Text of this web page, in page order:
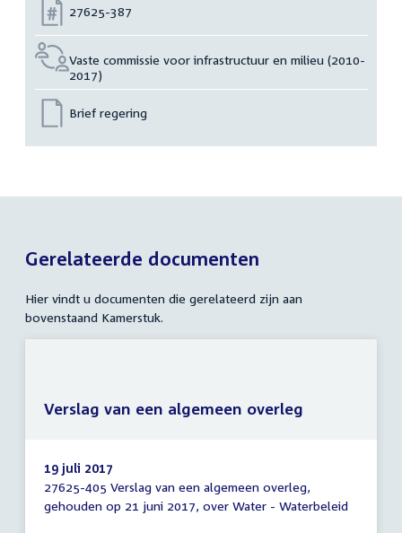
Nummer:
27625-387
Vaste commissie voor infrastructuur en milieu (2010-
2017)
Brief regering
Gerelateerde documenten
Hier vindt u documenten die gerelateerd zijn aan
bovenstaand Kamerstuk.
Verslag
van
19 juli 2017
27625-405 Verslag van een algemeen overleg,
gehouden op 21 juni 2017, over Water - Waterbeleid
Verslag van een algemeen overleg